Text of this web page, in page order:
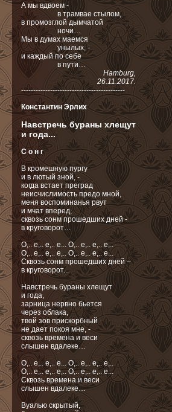
А мы вдвоем -
в трамвае стылом,
в промозглой дымчатой
ночи…
Мы в думах маемся
унылых, -
и каждый по себе
в пути…
Hamburg,
26.11.2017.
-------------------------------------------
Константин Эрлих
Навстречь бураны хлещут
и года...
С о н г
В кромешную пургу
и в лютый зной, -
когда встает преград
неисчислимость предо мной,
меня воспоминанья рвут
и мчат вперед,
сквозь сонм прошедших дней -
в круговорот…
О,.. e,.. e,.. e... О,.. e,.. e,.. e,..
О,.. e,.. e,.. e,.. О,.. e,.. e,.. e...
Сквозь сонм прошедших дней –
в круговорот...
Навстречь бураны хлещут
и года,
зарница нервно бьется
через облака,
твой зов прискорбный
не дает покоя мне, -
сквозь времена и веси
слышен вдалеке…
О,.. e,.. e,.. e... О,.. e,.. e,.. e,..
О,.. e,.. e,.. e,.. О,.. e,.. e,.. e...
Cквозь времена и веси
слышен вдалеке…
Вуалью скрытый,